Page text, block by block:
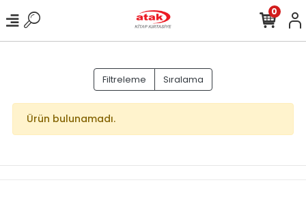
0
Filtreleme Sıralama
Ürün bulunamadı.